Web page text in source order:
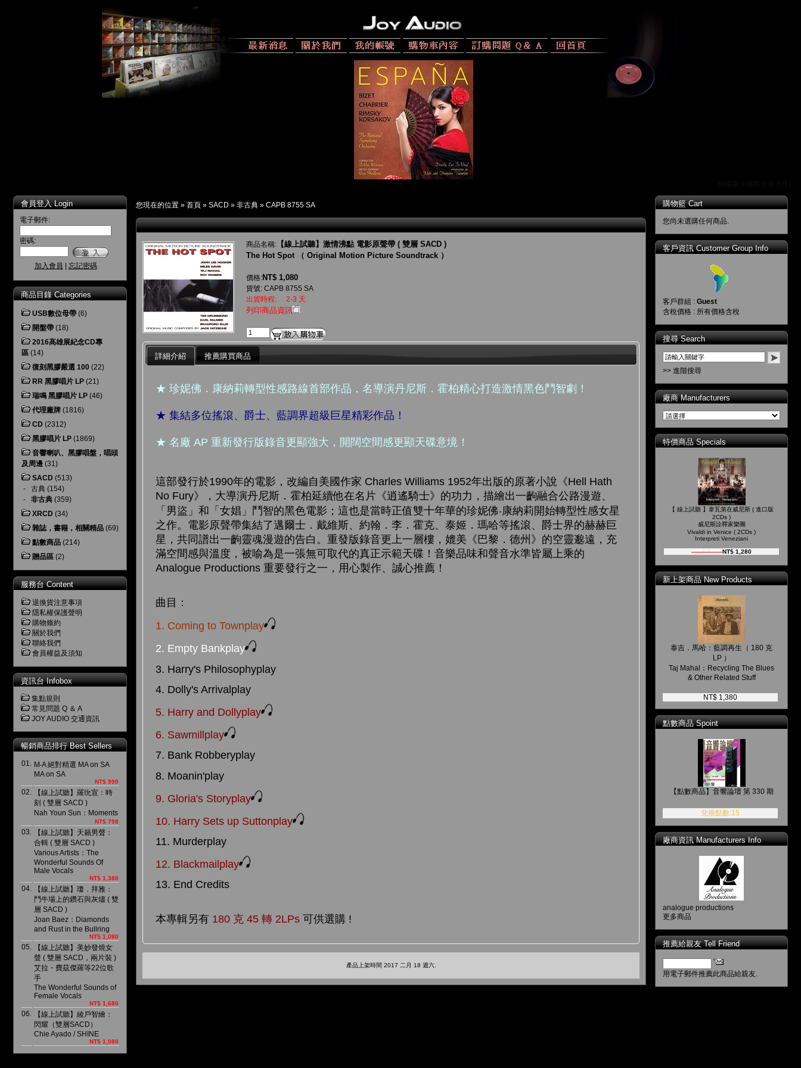
會員登入 Login
電子郵件:
密碼:
加入會員 忘記密碼
商品目錄 Categories
USB數位母帶 (6)
開盤帶 (18)
2016高雄展紀念CD專
區 (14)
復刻黑膠嚴選 100 (22)
RR 黑膠唱片 LP (21)
瑞鳴 黑膠唱片 LP (46)
代理廠牌 (1816)
CD (2312)
黑膠唱片 LP (1869)
音響喇叭、黑膠唱盤，唱頭
及周邊 (31)
SACD (513)
- 古典 (154)
- 非古典 (359)
XRCD (34)
雜誌，書籍，相關精品 (69)
點數商品 (214)
贈品區 (2)
服務台 Content
退換貨注意事項
隱私權保護聲明
購物條約
關於我們
聯絡我們
會員權益及須知
資訊台 Infobox
集點規則
常見問題 Q ＆ A
JOY AUDIO 交通資訊
暢銷商品排行 Best Sellers
01. M‧A 絕對精選 MA on SA
MA on SA
NT$ 990
02.
【線上試聽】羅玧宣：時
刻 ( 雙層 SACD )
Nah Youn Sun：Moments
NT$ 798
03.
【線上試聽】天籟男聲：
合輯 ( 雙層 SACD )
Various Artists：The
Wonderful Sounds Of
Male Vocals
NT$ 1,380
04.
【線上試聽】瓊．拜雅：
鬥牛場上的鑽石與灰燼 ( 雙
層 SACD )
Joan Baez：Diamonds
and Rust in the Bullring
NT$ 1,080
05.
【線上試聽】美妙發燒女
聲 ( 雙層 SACD，兩片裝 )
艾拉・費茲傑羅等22位歌
手
The Wonderful Sounds of
Female Vocals
NT$ 1,680
06.
【線上試聽】綾戶智繪：
閃耀（雙層SACD）
Chie Ayado / SHINE
NT$ 1,080
您現在的位置 » 首頁 » SACD » 非古典 » CAPB 8755 SA
商品名稱: 【線上試聽】激情沸點 電影原聲帶 ( 雙層 SACD )
The Hot Spot （ Original Motion Picture Soundtrack ）
價格:NT$ 1,080
貨號: CAPB 8755 SA
出貨時程:
2-3 天
列印商品資訊
詳細介紹 推薦購買商品
★ 珍妮佛．康納莉轉型性感路線首部作品，名導演丹尼斯．霍柏精心打造激情黑色鬥智劇！
★ 集結多位搖滾、爵士、藍調界超級巨星精彩作品！
★ 名廠 AP 重新發行版錄音更顯強大，開闊空間感更顯天碟意境！
這部發行於1990年的電影，改編自美國作家 Charles Williams 1952年出版的原著小說《Hell Hath
No Fury》，大導演丹尼斯．霍柏延續他在名片《逍遙騎士》的功力，描繪出一齣融合公路漫遊、
「男盜」和「女娼」鬥智的黑色電影；這也是當時正值雙十年華的珍妮佛‧康納莉開始轉型性感女星
之作。電影原聲帶集結了邁爾士．戴維斯、約翰．李．霍克、泰姬．瑪哈等搖滾、爵士界的赫赫巨
星，共同譜出一齣靈魂漫遊的告白。重發版錄音更上一層樓，媲美《巴黎．德州》的空靈邈遠，充
滿空間感與溫度，被喻為是一張無可取代的真正示範天碟！音樂品味和聲音水準皆屬上乘的
Analogue Productions 重要發行之一，用心製作、誠心推薦！
曲目：
1. Coming to Townplay
2. Empty Bankplay
3. Harry's Philosophyplay
4. Dolly's Arrivalplay
5. Harry and Dollyplay
6. Sawmillplay
7. Bank Robberyplay
8. Moanin'play
9. Gloria's Storyplay
10. Harry Sets up Suttonplay
11. Murderplay
12. Blackmailplay
13. End Credits
本專輯另有 180 克 45 轉 2LPs 可供選購 !
產品上架時間 2017 二月 18 週六.
購物籃 Cart
您尚未選購任何商品.
客戶資訊 Customer Group Info
客戶群組 : Guest
含稅價格 : 所有價格含稅
搜尋 Search
>> 進階搜尋
廠商 Manufacturers
特價商品 Specials
【 線上試聽 】韋瓦第在威尼斯 ( 進口版
2CDs )
威尼斯詮釋家樂團
Vivaldi in Venice ( 2CDs )
Interpreti Veneziani
NT$ 1,400NT$ 1,280
新上架商品 New Products
泰吉．馬哈：藍調再生（ 180 克
LP ）
Taj Mahal：Recycling The Blues
& Other Related Stuff
NT$ 1,380
點數商品 Spoint
【點數商品】音響論壇 第 330 期
兌換點數:15
廠商資訊 Manufacturers Info
analogue productions
更多商品
推薦給親友 Tell Friend
用電子郵件推薦此商品給親友.